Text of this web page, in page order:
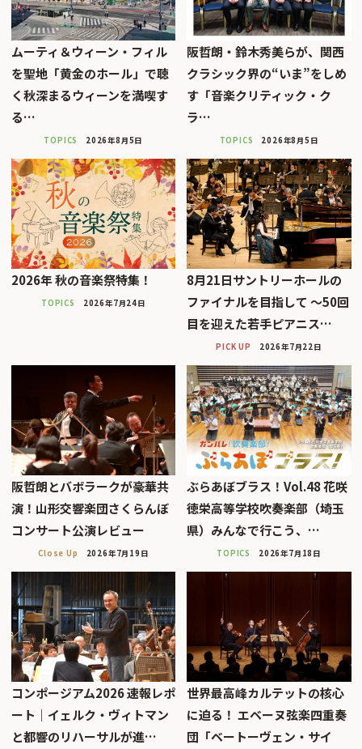
ムーティ＆ウィーン・フィル
を聖地「黄金のホール」で聴
く秋深まるウィーンを満喫す
る…
TOPICS 2026年8月5日
阪哲朗・鈴木秀美らが、関西
クラシック界の“いま”をしめ
す「音楽クリティック・ク
ラ…
TOPICS 2026年8月5日
2026年 秋の音楽祭特集！
TOPICS 2026年7月24日
8月21日サントリーホールの
ファイナルを目指して 〜50回
目を迎えた若手ピアニス…
PICK UP 2026年7月22日
阪哲朗とバボラークが豪華共
演！山形交響楽団さくらんぼ
コンサート公演レビュー
Close Up 2026年7月19日
ぶらあぼブラス！Vol.48 花咲
徳栄高等学校吹奏楽部（埼玉
県）みんなで行こう、…
TOPICS 2026年7月18日
コンポージアム2026 速報レポ
ート｜イェルク・ヴィトマン
と都響のリハーサルが進…
世界最高峰カルテットの核心
に迫る！ エベーヌ弦楽四重奏
団「ベートーヴェン・サイ